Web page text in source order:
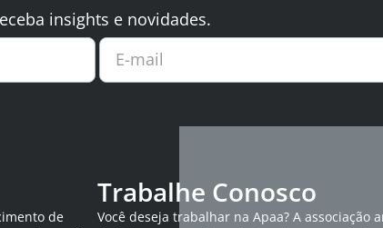
insights e novidades.
E-mail
de
Trabalhe Conosco
Você deseja trabalhar na Apaa? A associação